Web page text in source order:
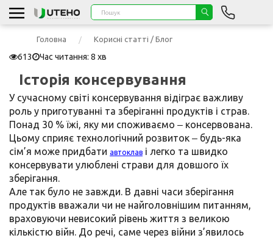
Головна Корисні статті / Блог
613 Час читання: 8 хв
Історія консервування
У сучасному світі консервування відіграє важливу
роль у приготуванні та зберіганні продуктів і страв.
Понад 30 % їжі, яку ми споживаємо ‒ консервована.
Цьому сприяє технологічний розвиток ‒ будь-яка
сім’я може придбати автоклав і легко та швидко
консервувати улюблені страви для довшого їх
зберігання.
Але так було не завжди. В давні часи зберігання
продуктів вважали чи не найголовнішим питанням,
враховуючи невисокий рівень життя з великою
кількістю війн. До речі, саме через війни з’явилось